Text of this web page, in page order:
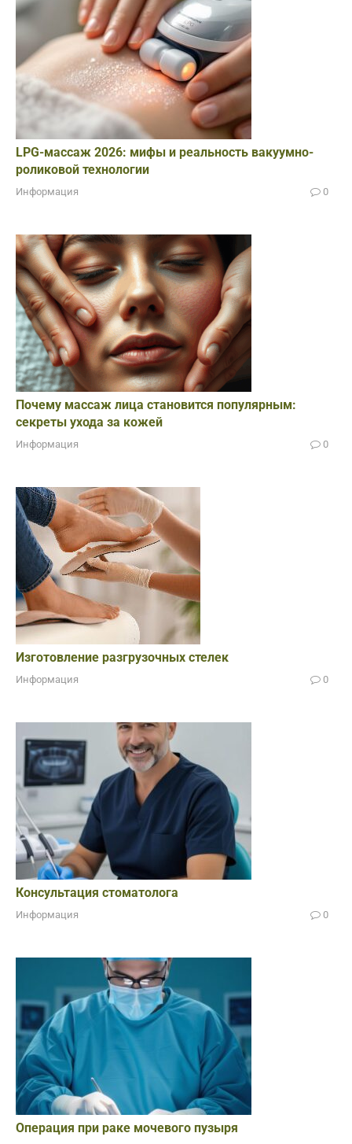
LPG-массаж 2026: мифы и реальность вакуумно-
роликовой технологии
Информация 0
Почему массаж лица становится популярным:
секреты ухода за кожей
Информация 0
Изготовление разгрузочных стелек
Информация 0
Консультация стоматолога
Информация 0
Операция при раке мочевого пузыря